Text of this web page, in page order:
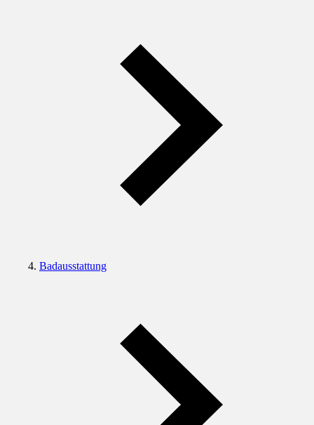
Badausstattung